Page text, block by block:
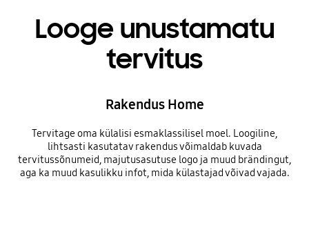
Looge unustamatu
tervitus
Rakendus Home
Tervitage oma külalisi esmaklassilisel moel. Loogiline,
lihtsasti kasutatav rakendus võimaldab kuvada
tervitussõnumeid, majutusasutuse logo ja muud brändingut,
aga ka muud kasulikku infot, mida külastajad võivad vajada.